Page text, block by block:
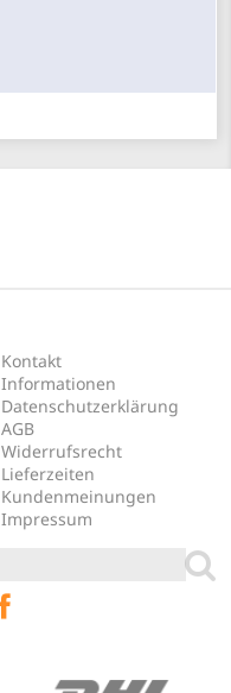
Kontakt
Informationen
Datenschutzerklärung
AGB
Widerrufsrecht
Lieferzeiten
Kundenmeinungen
Impressum